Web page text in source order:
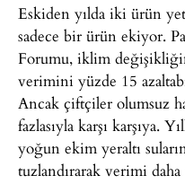
Eskiden yılda iki ürün
sadece bir ürün ekiyor.
Forumu, iklim
verimini yüzde 15
Ancak çiftçiler olumsuz
fazlasıyla karşı karşıya.
yoğun ekim yeraltı
tuzlandırarak verimi